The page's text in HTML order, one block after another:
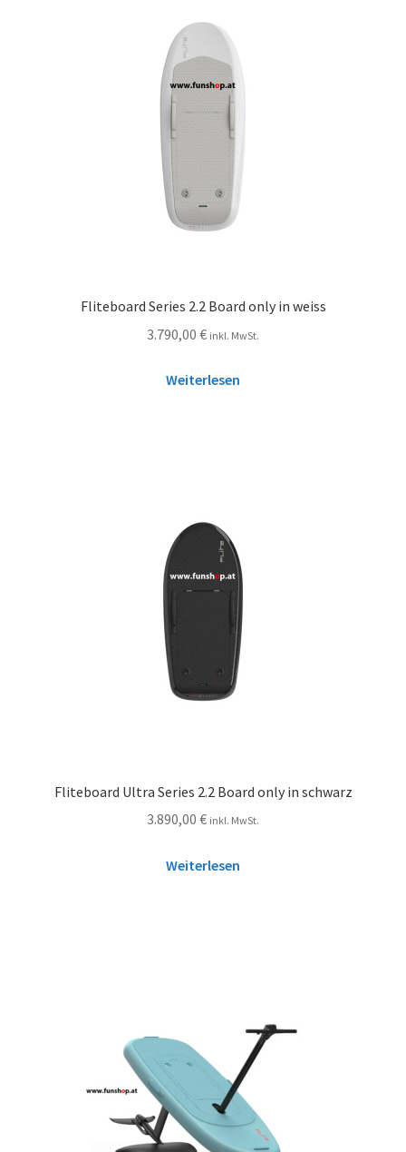
Fliteboard Series 2.2 Board only in weiss
3.790,00 € inkl. MwSt.
Weiterlesen
Fliteboard Ultra Series 2.2 Board only in schwarz
3.890,00 € inkl. MwSt.
Weiterlesen